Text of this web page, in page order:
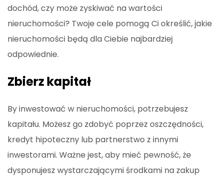
dochód, czy może zyskiwać na wartości
nieruchomości? Twoje cele pomogą Ci określić, jakie
nieruchomości będą dla Ciebie najbardziej
odpowiednie.
Zbierz kapitał
By inwestować w nieruchomości, potrzebujesz
kapitału. Możesz go zdobyć poprzez oszczędności,
kredyt hipoteczny lub partnerstwo z innymi
inwestorami. Ważne jest, aby mieć pewność, że
dysponujesz wystarczającymi środkami na zakup